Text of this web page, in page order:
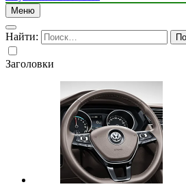
Меню
Найти:
Заголовки